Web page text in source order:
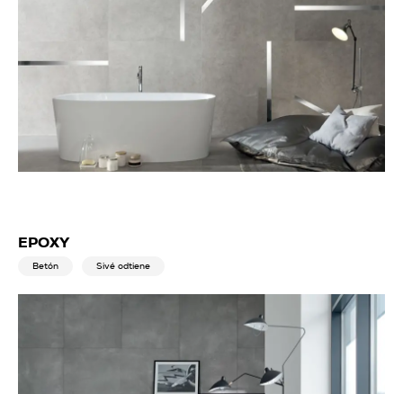
EPOXY
Betón Sivé odtiene